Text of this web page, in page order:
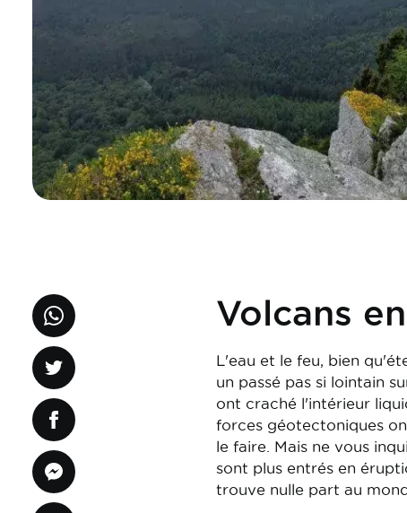
Volcans
L'eau et le feu, bien
un passé pas si lointain
ont craché l'intérieur
forces géotectoniques
le faire. Mais ne vous
sont plus entrés en
trouve nulle part au